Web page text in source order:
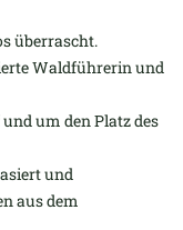
überrascht.
Waldführerin und
um den Platz des
und
aus dem